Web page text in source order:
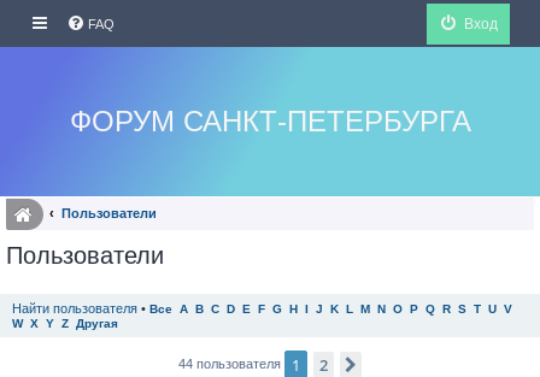
FAQ Вход
ФОРУМ САНКТ-ПЕТЕРБУРГА
Пользователи
Пользователи
Найти пользователя • Все A B C D E F G H I J K L M N O P Q R S T U V
W X Y Z Другая
44 пользователя 1 2